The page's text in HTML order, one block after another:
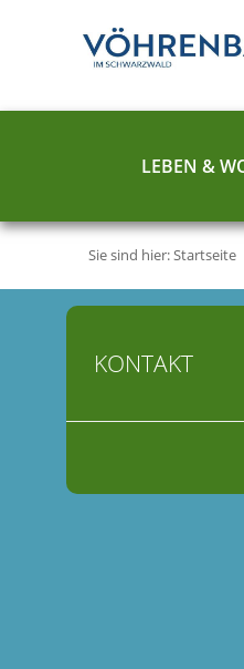
LEBEN &
Sie sind hier:Startseite
KONTAKT